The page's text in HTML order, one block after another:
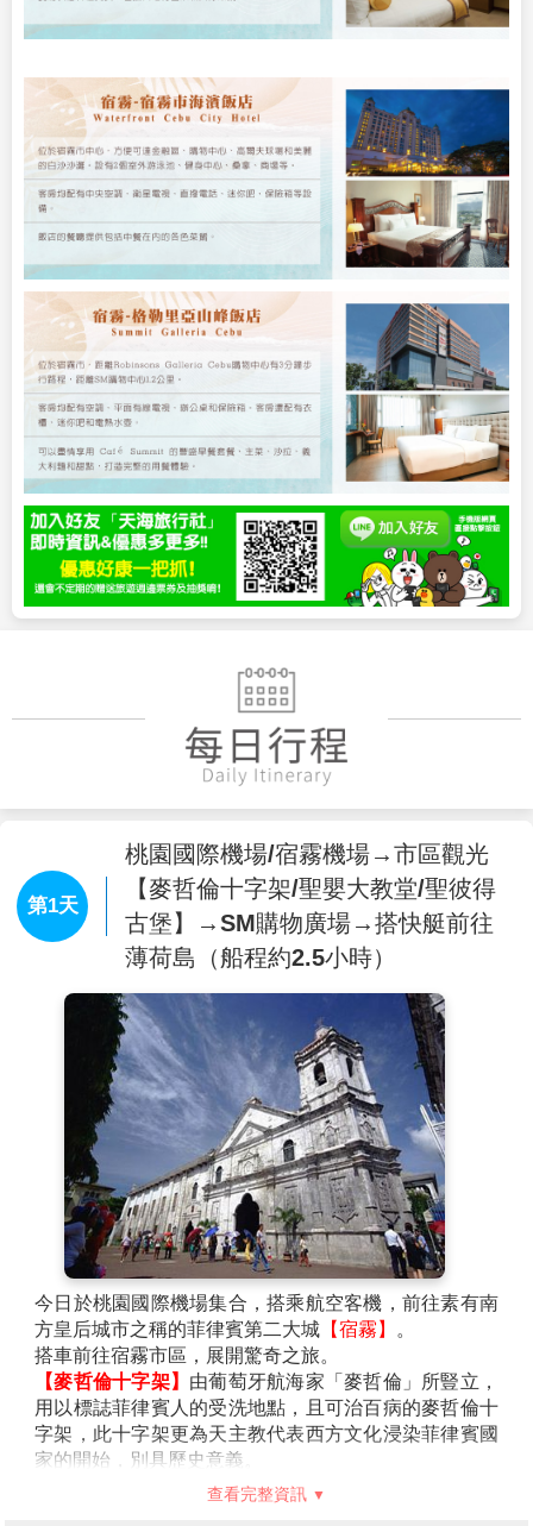
第1天
桃園國際機場/宿霧機場→市區觀光
【麥哲倫十字架/聖嬰大教堂/聖彼得
古堡】→SM購物廣場→搭快艇前往
薄荷島（船程約2.5小時）
今日於桃園國際機場集合，搭乘航空客機，前往素有南
方皇后城市之稱的菲律賓第二大城 【宿霧】
。
搭車前往宿霧市區，展開驚奇之旅。
【麥哲倫十字架】 由葡萄牙航海家「麥哲倫」所豎立，
用以標誌菲律賓人的受洗地點，且可治百病的麥哲倫十
字架，此十字架更為天主教代表西方文化浸染菲律賓國
家的開始，別具歷史意義。
宿霧最有名的巴洛克式天主教堂，裏面
查看完整資訊